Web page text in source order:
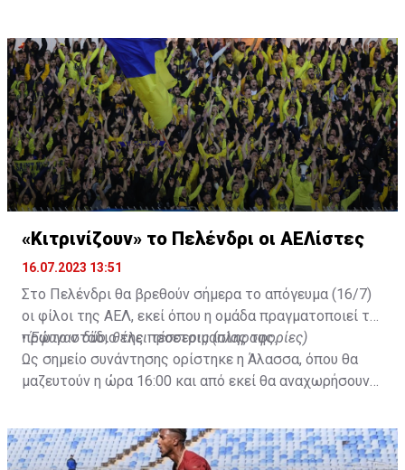
«Κιτρινίζουν» το Πελένδρι οι ΑΕΛίστες
16.07.2023 13:51
Στο Πελένδρι θα βρεθούν σήμερα το απόγευμα (16/7)
οι φίλοι της ΑΕΛ, εκεί όπου η ομάδα πραγματοποιεί το
πρώτο στάδιο της προετοιμασίας της.
•Έφυγαν δύο, θέλει τέσσερις (πληροφορίες)
Ως σημείο συνάντησης ορίστηκε η Άλασσα, όπου θα
μαζευτούν η ώρα 16:00 και από εκεί θα αναχωρήσουν
της ομάδας.